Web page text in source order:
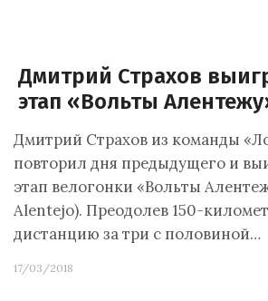
Дмитрий Страхов
этап «Вольты
Дмитрий Страхов из команды
повторил дня предыдущего и
этап велогонки «Вольты
Alentejo). Преодолев 150-
дистанцию за три с половиной…
17/03/2018